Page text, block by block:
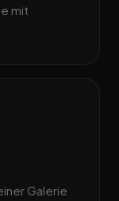
mit
Galerie